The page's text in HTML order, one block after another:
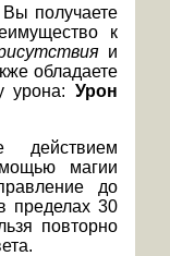
получаете
к
и
обладаете
урона: Урон
магии
до
пределах 30
повторно